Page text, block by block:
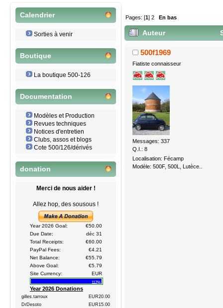
Calendrier
Sorties à venir
Boutique
La boutique 500-126
Documentation
Modèles et Production
Revues techniques
Notices d'entretien
Clubs, assos et blogs
Cote 500/126/dérivés
donation
Merci de nous aider !
Allez hop, des sousous !
Year 2026 Goal:
€50.00
Due Date:
déc 31
Total Receipts:
€60.00
PayPal Fees:
€4.21
Net Balance:
€55.79
Above Goal:
€5.79
Site Currency:
EUR
112%
Year 2026 Donations
gilles.tarroux
EUR20.00
DrDesoto
EUR15.00
Pages: [1]2 En bas
Auteur
500f1969
Fiatiste connaisseur
Messages: 337
Q.I.: 8
Localisation: Fécamp
Modèle: 500F, 500L, Lutèce..